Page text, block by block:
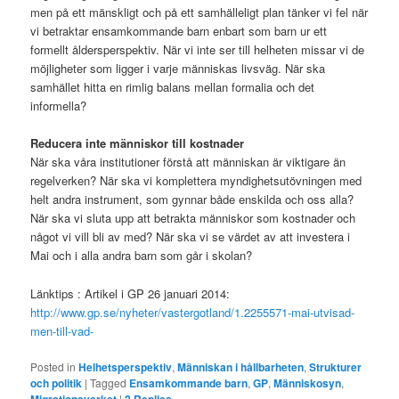
men på ett mänskligt och på ett samhälleligt plan tänker vi fel när
vi betraktar ensamkommande barn enbart som barn ur ett
formellt åldersperspektiv. När vi inte ser till helheten missar vi de
möjligheter som ligger i varje människas livsväg. När ska
samhället hitta en rimlig balans mellan formalia och det
informella?
Reducera inte människor till kostnader
När ska våra institutioner förstå att människan är viktigare än
regelverken? När ska vi komplettera myndighetsutövningen med
helt andra instrument, som gynnar både enskilda och oss alla?
När ska vi sluta upp att betrakta människor som kostnader och
något vi vill bli av med? När ska vi se värdet av att investera i
Mai och i alla andra barn som går i skolan?
Länktips : Artikel i GP 26 januari 2014:
http://www.gp.se/nyheter/vastergotland/1.2255571-mai-utvisad-
men-till-vad-
Posted in Helhetsperspektiv,Människan i hållbarheten,Strukturer
och politik |Tagged Ensamkommande barn,GP,Människosyn,